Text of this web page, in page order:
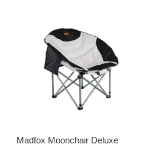
Madfox Moonchair Deluxe